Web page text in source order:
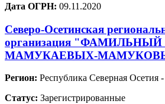
Дата ОГРН: 09.11.2020
Северо-Осетинская
организация
МАМУКАЕВЫХ-
Регион: Республика Северная Осетия
Статус: Зарегистрированные